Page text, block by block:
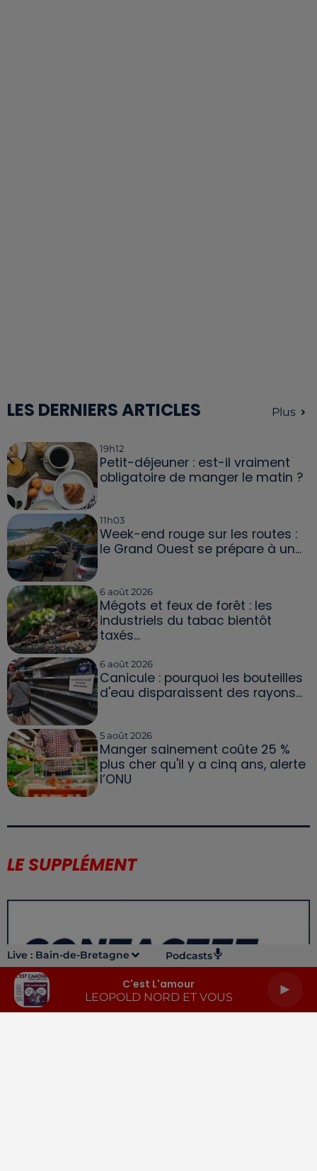
Live : Bain-de-Bretagne Podcasts
C'est L'amour
LEOPOLD NORD ET VOUS
LES DERNIERS ARTICLES Plus
19h12
Petit-déjeuner : est-il vraiment
obligatoire de manger le matin ?
11h03
Week-end rouge sur les routes :
le Grand Ouest se prépare à un...
6 août 2026
Mégots et feux de forêt : les
industriels du tabac bientôt
taxés...
6 août 2026
Canicule : pourquoi les bouteilles
d'eau disparaissent des rayons...
5 août 2026
Manger sainement coûte 25 %
plus cher qu'il y a cinq ans, alerte
l’ONU
LE SUPPLÉMENT